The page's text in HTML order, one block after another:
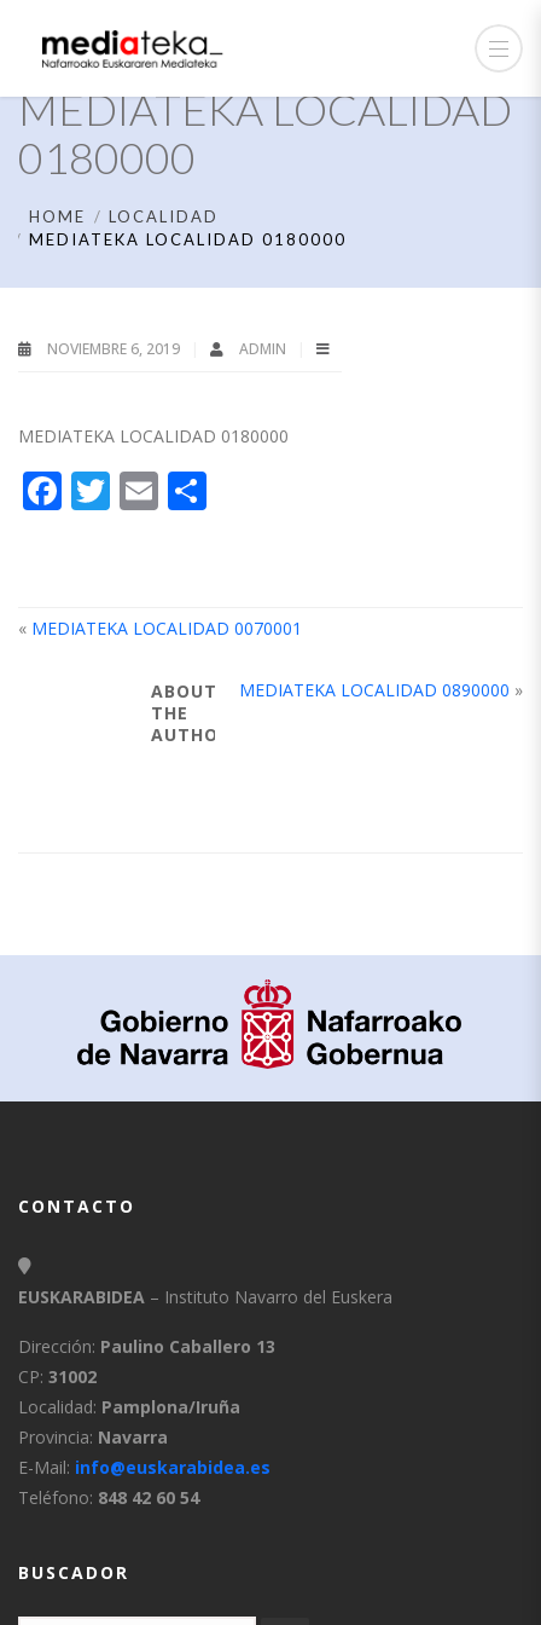
MEDIATEKA LOCALIDAD
0180000
HOME
LOCALIDAD
MEDIATEKA LOCALIDAD 0180000
NOVIEMBRE 6, 2019 ADMIN
MEDIATEKA LOCALIDAD 0180000
Facebook
Twitter
Email
« MEDIATEKA LOCALIDAD 0070001
MEDIATEKA LOCALIDAD 0890000 »
ABOUT
THE
AUTHOR
CONTACTO
EUSKARABIDEA – Instituto Navarro del Euskera
Dirección: Paulino Caballero 13
CP: 31002
Localidad: Pamplona/Iruña
Provincia: Navarra
E-Mail: info@euskarabidea.es
Teléfono: 848 42 60 54
BUSCADOR